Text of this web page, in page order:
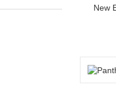
New